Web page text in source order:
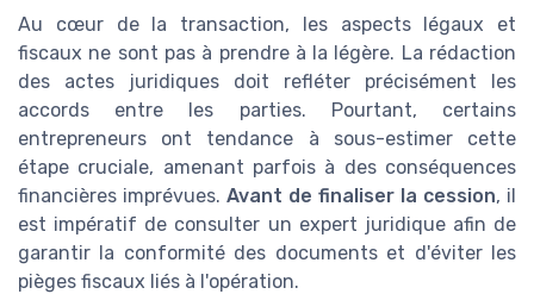
Au cœur de la transaction, les aspects légaux et
fiscaux ne sont pas à prendre à la légère. La rédaction
des actes juridiques doit refléter précisément les
accords entre les parties. Pourtant, certains
entrepreneurs ont tendance à sous-estimer cette
étape cruciale, amenant parfois à des conséquences
financières imprévues. Avant de finaliser la cession, il
est impératif de consulter un expert juridique afin de
garantir la conformité des documents et d'éviter les
pièges fiscaux liés à l'opération.